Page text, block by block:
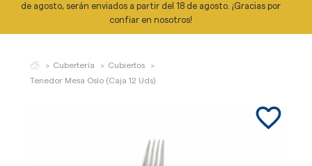
de agosto, serán enviados a partir del 18 de agosto. ¡Gracias por
confiar en nosotros!
Cubertería
Cubiertos
Tenedor Mesa Oslo (Caja 12 Uds)
favorite_border